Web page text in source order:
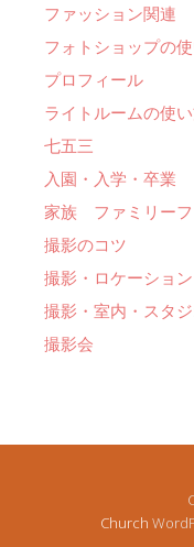
ファッション関連
フォトショップの
プロフィール
ライトルームの使
七五三
入園・入学・卒業
家族 ファミリーフ
撮影のコツ
撮影・ロケーション
撮影・室内・スタ
撮影会
Church